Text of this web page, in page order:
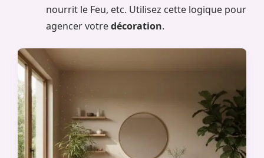
nourrit le Feu, etc. Utilisez cette logique pour
agencer votredécoration.